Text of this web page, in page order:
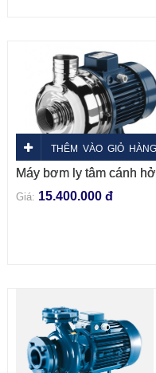
THÊM VÀO GIỎ HÀNG
Máy bơm ly tâm cánh
Giá: 15.400.000 đ